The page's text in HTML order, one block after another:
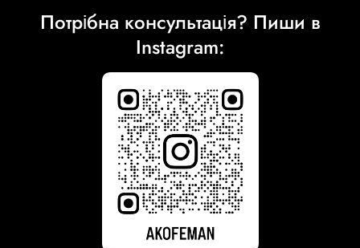
Потрібна консультація? Пиши в
Instagram: